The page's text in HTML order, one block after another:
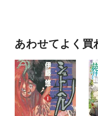
あわせてよく買